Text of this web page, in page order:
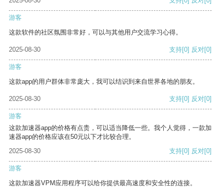
游客
这款软件的社区氛围非常好，可以与其他用户交流学习心得。
2025-08-30 支持[0] 反对[0]
游客
这款app的用户群体非常庞大，我可以结识到来自世界各地的朋友。
2025-08-30 支持[0] 反对[0]
游客
这款加速器app的价格有点贵，可以适当降低一些。我个人觉得，一款加
速器app的价格应该在50元以下才比较合理。
2025-08-30
支持[0] 反对[0]
游客
这款加速器VPM应用程序可以给你提供最高速度和安全性的连接。